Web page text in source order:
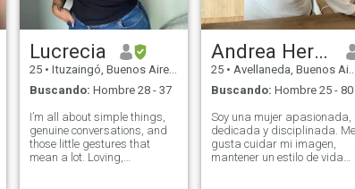
Lucrecia
25 • Ituzaingó, Buenos Aires, Argentina
Buscando: Hombre 28 - 37
I’m all about simple things,
genuine conversations, and
those little gestures that
mean a lot. Loving,
Andrea Hernandez
25 • Avellaneda, Buenos Aires, Argentina
Buscando: Hombre 25 - 80
Soy una mujer apasionada,
dedicada y disciplinada. Me
gusta cuidar mi imagen,
mantener un estilo de vida